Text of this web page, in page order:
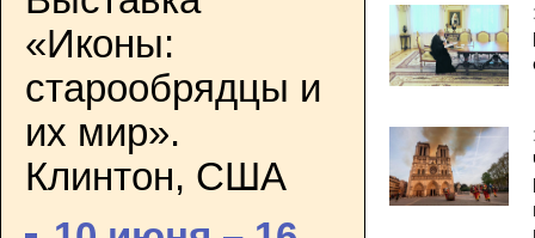
«Иконы:
старообрядцы и
их мир».
Клинтон, США